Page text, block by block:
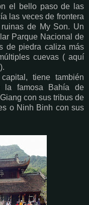
el bello paso de las
las veces de frontera
de My Son. Un
Parque Nacional de
de piedra caliza más
cuevas ( aquí
tiene también
la famosa Bahía de
con sus tribus de
o Ninh Binh con sus